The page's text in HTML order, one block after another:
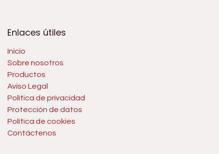
Enlaces útiles
Inicio
Sobre nosotros
Productos
Aviso Legal
Política de privacidad
Protección de datos
Política de cookies
Contáctenos